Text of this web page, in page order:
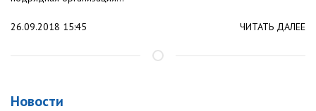
26.09.2018 15:45 ЧИТАТЬ ДАЛЕЕ
Новости